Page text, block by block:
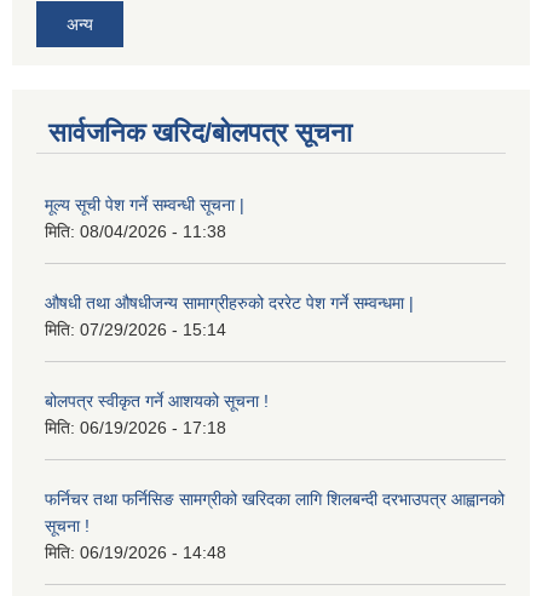
अन्य
सार्वजनिक खरिद/बोलपत्र सूचना
मूल्य सूची पेश गर्ने सम्वन्धी सूचना |
मिति: 08/04/2026 - 11:38
औषधी तथा औषधीजन्य सामाग्रीहरुको दररेट पेश गर्ने सम्वन्धमा |
मिति: 07/29/2026 - 15:14
बोलपत्र स्वीकृत गर्ने आशयको सूचना !
मिति: 06/19/2026 - 17:18
फर्निचर तथा फर्निसिङ सामग्रीको खरिदका लागि शिलबन्दी दरभाउपत्र आह्वानको
सूचना !
मिति: 06/19/2026 - 14:48